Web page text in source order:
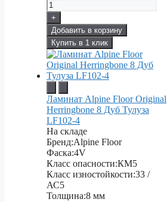
+
Добавить в корзину
Купить в 1 клик
Ламинат Alpine Floor Original
Herringbone 8 Дуб Тулуза
LF102-4
На складе
Бренд:Alpine Floor
Фаска:4V
Класс опасности:КМ5
Класс изностойкости:33 /
АС5
Толщина:8 мм